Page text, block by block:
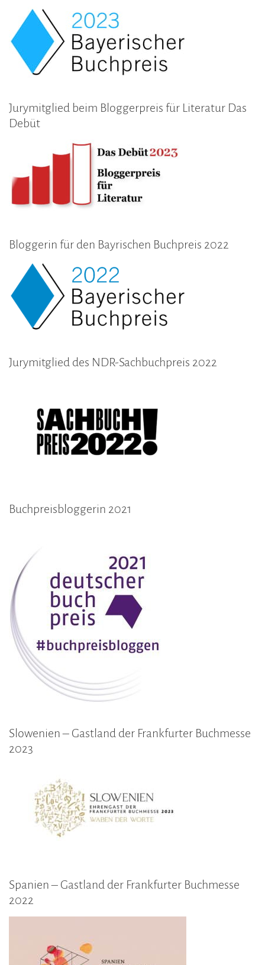
Jurymitglied beim Bloggerpreis für Literatur Das
Debüt
Bloggerin für den Bayrischen Buchpreis 2022
Jurymitglied des NDR-Sachbuchpreis 2022
Buchpreisbloggerin 2021
Slowenien – Gastland der Frankfurter Buchmesse
2023
Spanien – Gastland der Frankfurter Buchmesse
2022